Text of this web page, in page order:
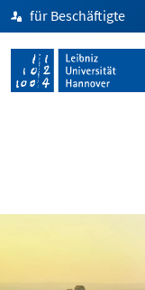
für Beschäftigte